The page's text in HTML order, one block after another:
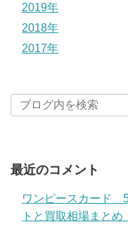
2019年
2018年
2017年
最近のコメント
ワンピースカード
トと買取相場まと